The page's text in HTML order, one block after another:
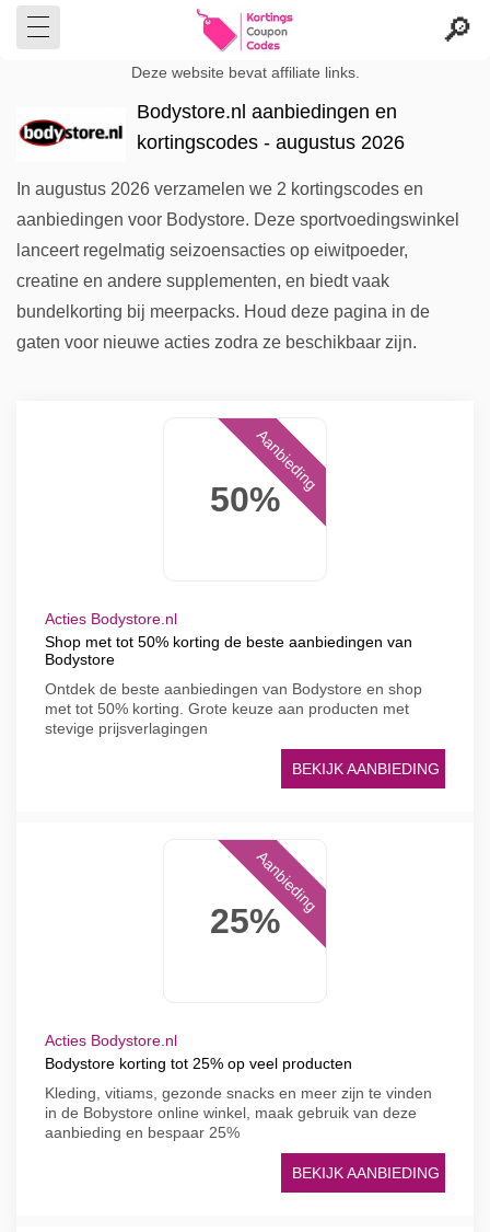
Deze website bevat affiliate links.
Bodystore.nl aanbiedingen en
kortingscodes - augustus 2026
In augustus 2026 verzamelen we 2 kortingscodes en
aanbiedingen voor Bodystore. Deze sportvoedingswinkel
lanceert regelmatig seizoensacties op eiwitpoeder,
creatine en andere supplementen, en biedt vaak
bundelkorting bij meerpacks. Houd deze pagina in de
gaten voor nieuwe acties zodra ze beschikbaar zijn.
50%
Aanbieding
Acties Bodystore.nl
Shop met tot 50% korting de beste aanbiedingen van
Bodystore
Ontdek de beste aanbiedingen van Bodystore en shop
met tot 50% korting. Grote keuze aan producten met
stevige prijsverlagingen
BEKIJK AANBIEDING
25%
Aanbieding
Acties Bodystore.nl
Bodystore korting tot 25% op veel producten
Kleding, vitiams, gezonde snacks en meer zijn te vinden
in de Bobystore online winkel, maak gebruik van deze
aanbieding en bespaar 25%
BEKIJK AANBIEDING